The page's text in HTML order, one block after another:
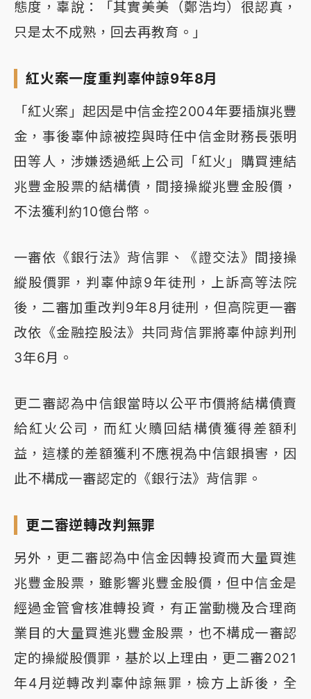
態度，辜說：「其實美美（鄭浩均）很認真，
只是太不成熟，回去再教育。」
紅火案一度重判辜仲諒9年8月
「紅火案」起因是中信金控2004年要插旗兆豐
金，事後辜仲諒被控與時任中信金財務長張明
田等人，涉嫌透過紙上公司「紅火」購買連結
兆豐金股票的結構債，間接操縱兆豐金股價，
不法獲利約10億台幣。
一審依《銀行法》背信罪、《證交法》間接操
縱股價罪，判辜仲諒9年徒刑，上訴高等法院
後，二審加重改判9年8月徒刑，但高院更一審
改依《金融控股法》共同背信罪將辜仲諒判刑
3年6月。
更二審認為中信銀當時以公平市價將結構債賣
給紅火公司，而紅火贖回結構債獲得差額利
益，這樣的差額獲利不應視為中信銀損害，因
此不構成一審認定的《銀行法》背信罪。
更二審逆轉改判無罪
另外，更二審認為中信金因轉投資而大量買進
兆豐金股票，雖影響兆豐金股價，但中信金是
經過金管會核准轉投資，有正當動機及合理商
業目的大量買進兆豐金股票，也不構成一審認
定的操縱股價罪，基於以上理由，更二審2021
年4月逆轉改判辜仲諒無罪，檢方上訴後，全